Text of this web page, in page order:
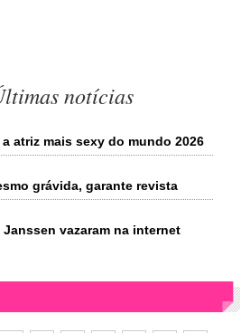
notícias
atriz mais sexy do mundo 2026
grávida, garante revista
vazaram na internet